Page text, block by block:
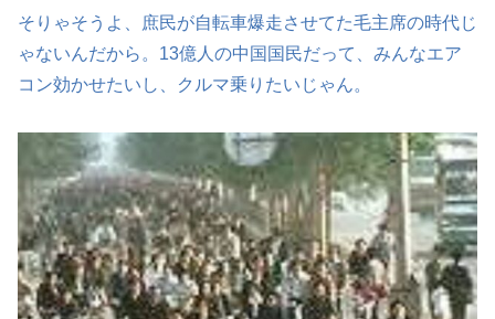
そりゃそうよ、庶民が自転車爆走させてた毛主席の時代じ
ゃないんだから。13億人の中国国民だって、みんなエア
コン効かせたいし、クルマ乗りたいじゃん。